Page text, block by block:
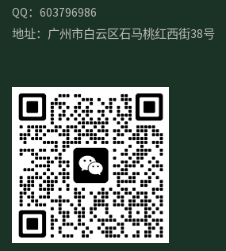
QQ：603796986
地址：广州市白云区石马桃红西街38号